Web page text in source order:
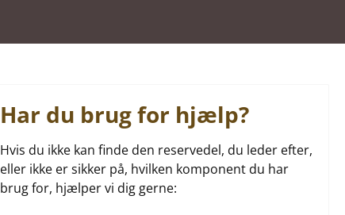
Har du brug for hjælp?
Hvis du ikke kan finde den reservedel, du leder efter,
eller ikke er sikker på, hvilken komponent du har
brug for, hjælper vi dig gerne: